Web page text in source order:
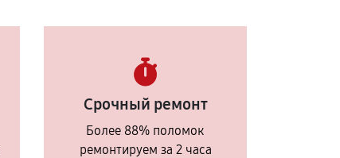
Срочный ремонт
Более 88% поломок
ремонтируем за 2 часа